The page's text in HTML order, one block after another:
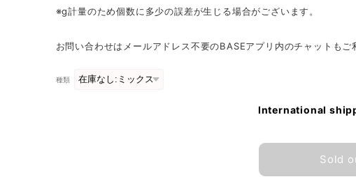
※g計量のため個数に多少の誤差が生じる場合がございます。
お問い合わせはメールアドレス不要のBASEアプリ内のチャットもご
種類
International
Sold